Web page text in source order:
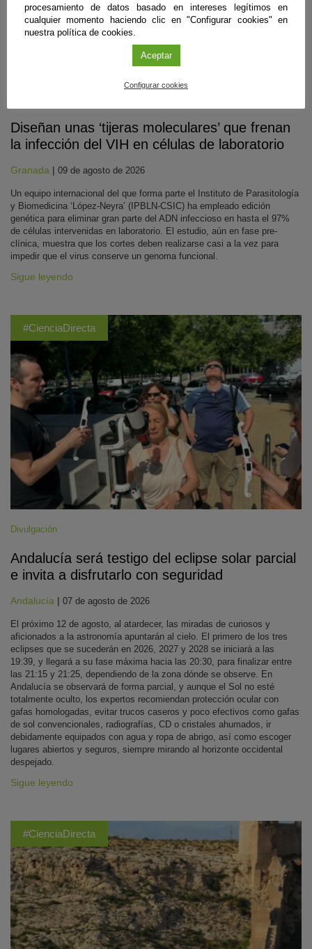
Diseñan unas ‘tijeras moleculares’ que frenan
la infección del VIH en células de laboratorio
Granada | 09 de agosto de 2026
Un equipo internacional del que forma parte el Instituto de Parasitología
y Biomedicina ‘López-Neyra’ (IPBLN-CSIC) ha empleado edición
genética para eliminar gran parte del ADN infeccioso en hasta el 97%
de células intervenidas en laboratorio. El estudio, aún en fase pre-
clínica, muestra que los cortes deben realizarse casi a la vez para
impedir que el virus conserve un genoma funcional.
Sigue leyendo
#CienciaDirecta
Divulgación
Andalucía será testigo del eclipse solar parcial
e invita a disfrutarlo con seguridad
Andalucía | 07 de agosto de 2026
El próximo 12 de agosto, al atardecer, las miradas de curiosos y
aficionados a la astronomía apuntarán al cielo. El primero de los tres
eclipses que se sucederán en 2026, 2027 y 2028 se iniciará a las
19:39, y llegará a su fase máxima hacia las 20:30, para finalizar entre
las 21:15 y 21:25, dependiendo de la zona dónde se observe. En
Andalucía se observará de forma parcial, y aunque el Sol no esté
totalmente oculto, los expertos recomiendan protección ocular con
gafas homologadas, evitar trucos caseros y poco efectivos como gafas
de sol convencionales, radiografías, CD o cristales ahumados, ir
debidamente equipados con agua y ropa de abrigo, así como escoger
lugares abiertos y seguros, siempre mirando al horizonte occidental
despejado.
Sigue leyendo
#CienciaDirecta
procesamiento de datos basado en intereses legítimos en
cualquier momento haciendo clic en "Configurar cookies" en
nuestra política de cookies.
Aceptar
Configurar cookies